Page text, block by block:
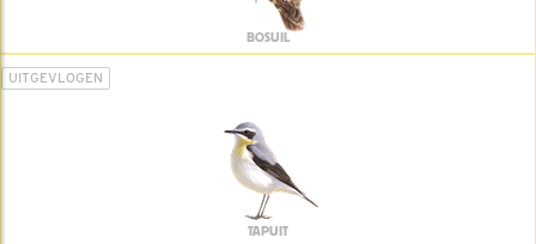
BOSUIL
UITGEVLOGEN
TAPUIT